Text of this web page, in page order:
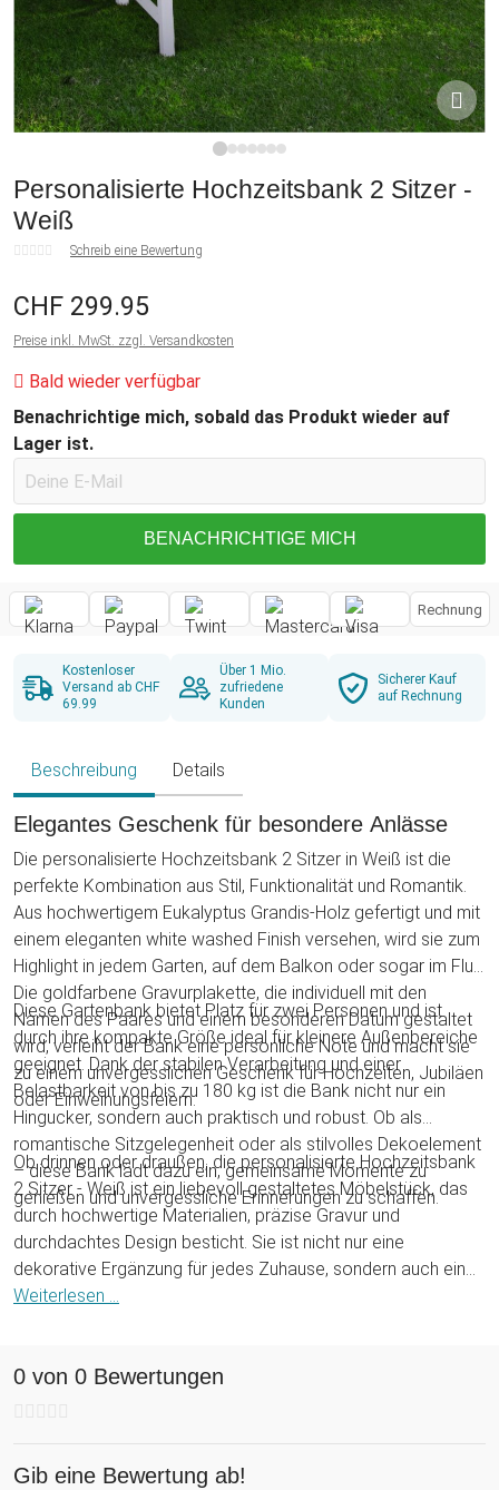
Personalisierte Hochzeitsbank 2 Sitzer -
Weiß
Schreib eine Bewertung
CHF 299.95
Preise inkl. MwSt. zzgl. Versandkosten
Bald wieder verfügbar
Benachrichtige mich, sobald das Produkt wieder auf
Lager ist.
BENACHRICHTIGE MICH
Rechnung
Kostenloser
Versand ab CHF
69.99
Über 1 Mio.
zufriedene
Kunden
Sicherer Kauf
auf Rechnung
Beschreibung Details
Elegantes Geschenk für besondere Anlässe
Die personalisierte Hochzeitsbank 2 Sitzer in Weiß ist die
perfekte Kombination aus Stil, Funktionalität und Romantik.
Aus hochwertigem Eukalyptus Grandis-Holz gefertigt und mit
einem eleganten white washed Finish versehen, wird sie zum
Highlight in jedem Garten, auf dem Balkon oder sogar im Flur.
Die goldfarbene Gravurplakette, die individuell mit den
Namen des Paares und einem besonderen Datum gestaltet
wird, verleiht der Bank eine persönliche Note und macht sie
zu einem unvergesslichen Geschenk für Hochzeiten, Jubiläen
oder Einweihungsfeiern.
Diese Gartenbank bietet Platz für zwei Personen und ist
durch ihre kompakte Größe ideal für kleinere Außenbereiche
geeignet. Dank der stabilen Verarbeitung und einer
Belastbarkeit von bis zu 180 kg ist die Bank nicht nur ein
Hingucker, sondern auch praktisch und robust. Ob als
romantische Sitzgelegenheit oder als stilvolles Dekoelement
– diese Bank lädt dazu ein, gemeinsame Momente zu
genießen und unvergessliche Erinnerungen zu schaffen.
Ob drinnen oder draußen, die personalisierte Hochzeitsbank
2 Sitzer - Weiß ist ein liebevoll gestaltetes Möbelstück, das
durch hochwertige Materialien, präzise Gravur und
durchdachtes Design besticht. Sie ist nicht nur eine
dekorative Ergänzung für jedes Zuhause, sondern auch ein
Symbol für Zweisamkeit und Verbundenheit.
Weiterlesen ...
0 von 0 Bewertungen
Gib eine Bewertung ab!